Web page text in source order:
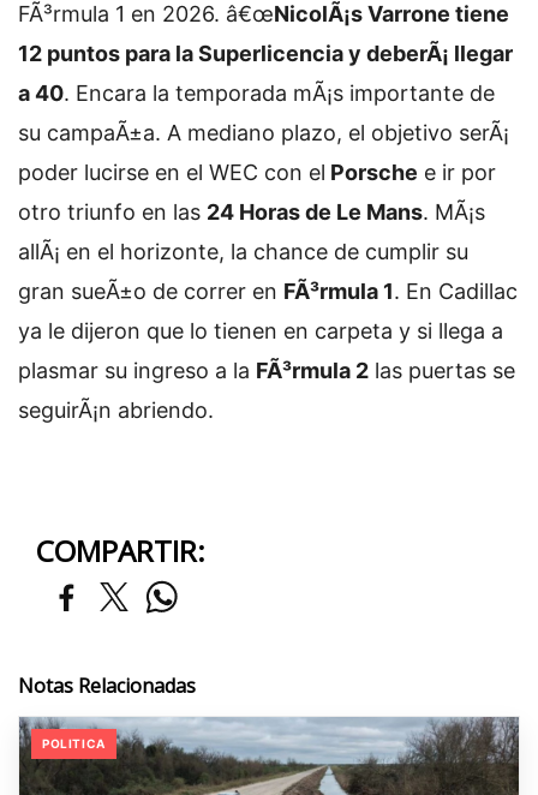
FÃ³rmula 1 en 2026. â€œNicolÃ¡s Varrone tiene
12 puntos para la Superlicencia y deberÃ¡ llegar
a 40. Encara la temporada mÃ¡s importante de
su campaÃ±a. A mediano plazo, el objetivo serÃ¡
poder lucirse en el WEC con el Porsche e ir por
otro triunfo en las 24 Horas de Le Mans. MÃ¡s
allÃ¡ en el horizonte, la chance de cumplir su
gran sueÃ±o de correr en FÃ³rmula 1. En Cadillac
ya le dijeron que lo tienen en carpeta y si llega a
plasmar su ingreso a la FÃ³rmula 2 las puertas se
seguirÃ¡n abriendo.
COMPARTIR:
Notas Relacionadas
POLITICA